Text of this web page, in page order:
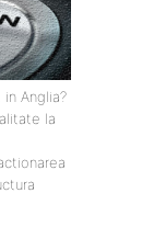
Anglia?
la